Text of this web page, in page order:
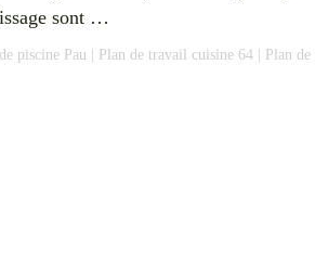
sont …
piscine Pau | Plan de travail cuisine 64 | Plan